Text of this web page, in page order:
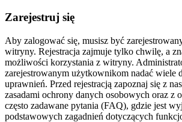
Zarejestruj się
Aby zalogować się, musisz być
witryny. Rejestracja zajmuje tylko chwilę, a
możliwości korzystania z witryny.
zarejestrowanym użytkownikom nadać wiele
uprawnień. Przed rejestracją zapoznaj się z
zasadami ochrony danych osobowych oraz z
często zadawane pytania (FAQ), gdzie jest
podstawowych zagadnień dotyczących